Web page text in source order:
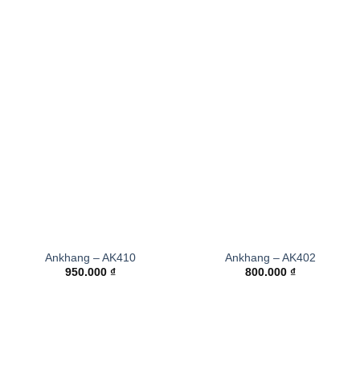
Ankhang – AK410
950.000 ₫
Ankhang – AK402
800.000 ₫